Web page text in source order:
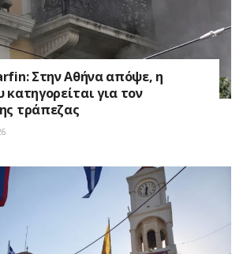
Στην Αθήνα απόψε, η
κατηγορείται για τον
τράπεζας